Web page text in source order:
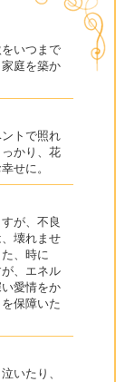
いつまで
庭を築か
トで照れ
かり、花
せに。
が、不良
壊れませ
、時に
、エネル
愛情をか
保障いた
いたり、